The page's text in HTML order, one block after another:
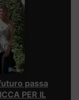
passa
PER IL